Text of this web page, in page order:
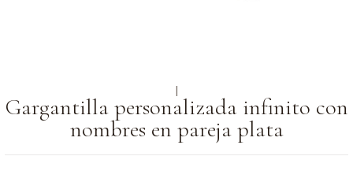
|
Gargantilla personalizada infinito con
nombres en pareja plata